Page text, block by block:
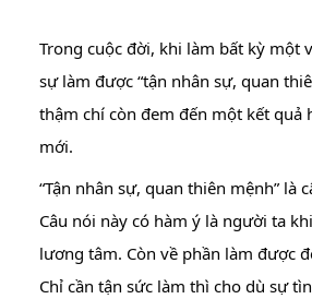
Trong cuộc đời, khi làm bất kỳ một
sự làm được “tận nhân sự, quan
thậm chí còn đem đến một kết
mới.
“Tận nhân sự, quan thiên mệnh” là
Câu nói này có hàm ý là người ta
lương tâm. Còn về phần làm được
Chỉ cần tận sức làm thì cho dù sự